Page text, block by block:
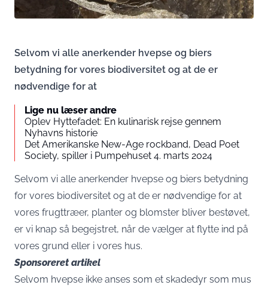
Selvom vi alle anerkender hvepse og biers
betydning for vores biodiversitet og at de er
nødvendige for at
Lige nu læser andre
Oplev Hyttefadet: En kulinarisk rejse gennem
Nyhavns historie
Det Amerikanske New-Age rockband, Dead Poet
Society, spiller i Pumpehuset 4. marts 2024
Selvom vi alle anerkender hvepse og biers betydning
for vores biodiversitet og at de er nødvendige for at
vores frugttræer, planter og blomster bliver bestøvet,
er vi knap så begejstret, når de vælger at flytte ind på
vores grund eller i vores hus.
Sponsoreret artikel
Selvom hvepse ikke anses som et skadedyr som mus